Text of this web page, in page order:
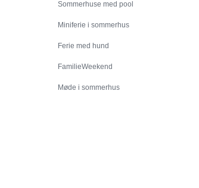
Sommerhuse med pool
Miniferie i sommerhus
Ferie med hund
FamilieWeekend
Møde i sommerhus